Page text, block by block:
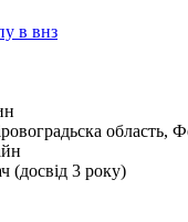
в внз
область,
(досвід 3 року)